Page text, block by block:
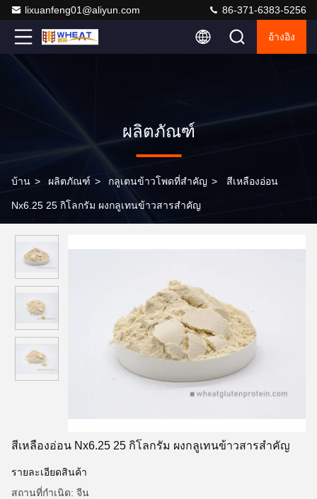
lixuanfeng01@aliyun.com 86-371-6383-5256
อ้างอิง
ผลิตภัณฑ์
บ้าน > ผลิตภัณฑ์ > กลูเตนข้าวโพดที่สําคัญ > สีเหลืองอ่อน
Nx6.25 25 กิโลกรัม ผงกลูเทนข้าวสารสําคัญ
สีเหลืองอ่อน Nx6.25 25 กิโลกรัม ผงกลูเทนข้าวสารสําคัญ
รายละเอียดสินค้า
สถานที่กำเนิด: จีน